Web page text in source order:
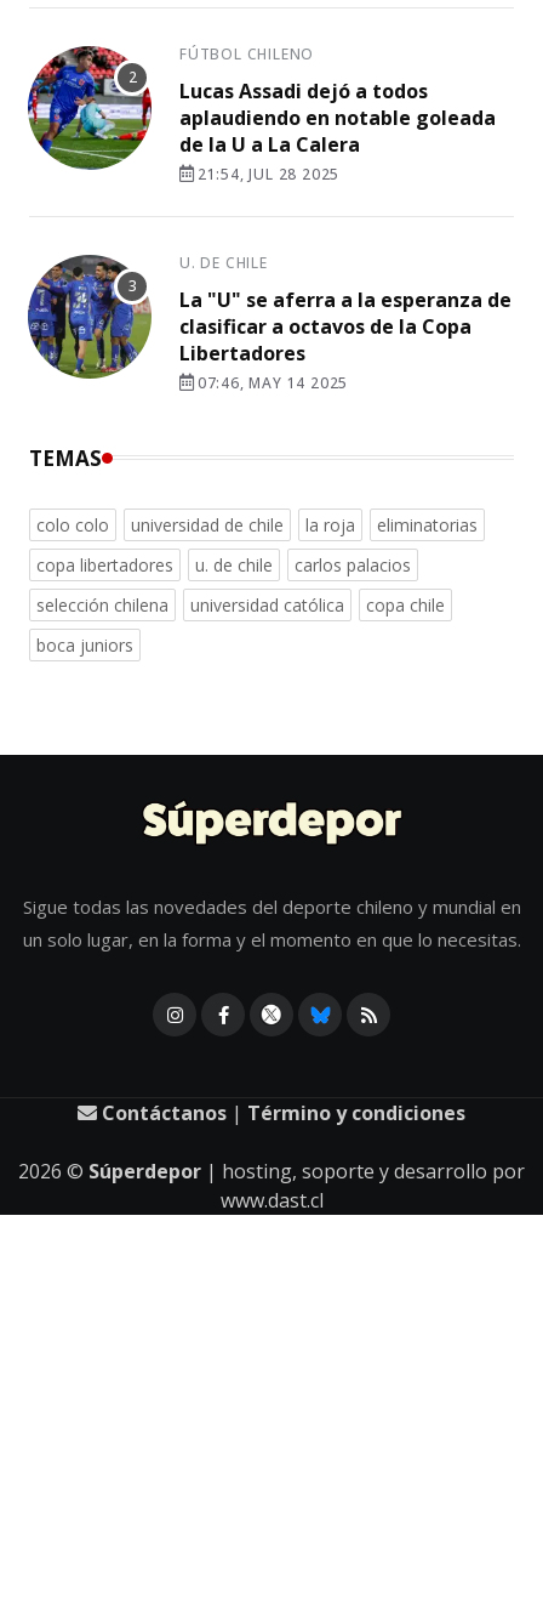
FÚTBOL CHILENO
Lucas Assadi dejó a todos
aplaudiendo en notable goleada
de la U a La Calera
21:54, JUL 28 2025
U. DE CHILE
La "U" se aferra a la esperanza de
clasificar a octavos de la Copa
Libertadores
07:46, MAY 14 2025
TEMAS
colo colo universidad de chile la roja
eliminatorias
copa libertadores
u. de chile
carlos palacios
selección chilena
universidad católica
copa chile
boca juniors
Sigue todas las novedades del deporte chileno y mundial en
un solo lugar, en la forma y el momento en que lo necesitas.
Contáctanos | Término y condiciones
2026 © Súperdepor | hosting, soporte y desarrollo por
www.dast.cl